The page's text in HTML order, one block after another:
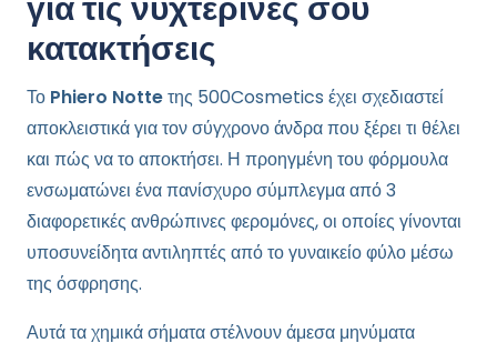
κατακτήσεις
Το Phiero Notteτης 500Cosmetics έχει σχεδιαστεί
αποκλειστικά για τον σύγχρονο άνδρα που ξέρει τι θέλει
και πώς να το αποκτήσει. Η προηγμένη του φόρμουλα
ενσωματώνει ένα πανίσχυρο σύμπλεγμα από 3
διαφορετικές ανθρώπινες φερομόνες, οι οποίες γίνονται
υποσυνείδητα αντιληπτές από το γυναικείο φύλο μέσω
της όσφρησης.
Αυτά τα χημικά σήματα στέλνουν άμεσα μηνύματα